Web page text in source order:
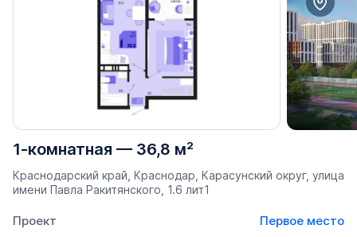
1-комнатная — 36,8 м²
Краснодарский край, Краснодар, Карасунский округ, улица
имени Павла Ракитянского, 1.6 лит1
Проект
Первое место